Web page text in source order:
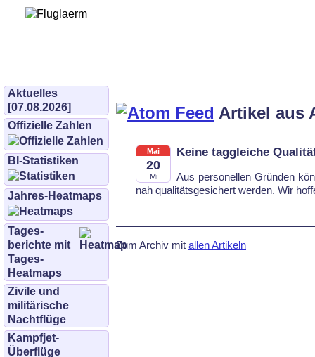
Aktuelles
[07.08.2026]
Offizielle Zahlen
BI-Statistiken
Jahres-Heatmaps
Tages­
berichte mit
Tages-
Heatmaps
Zivile und
militärische
Nachtflüge
Kampfjet-
Überflüge
Artikel aus
Mai
20
Mi
Keine taggleiche
Aus per­so­nel­len Grün­den
nah qua­li­täts­ge­si­chert wer­den. Wir
Zum Archiv mit allen Artikeln